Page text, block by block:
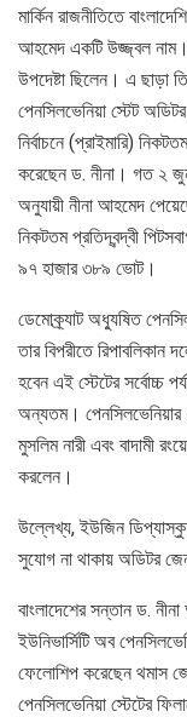
মার্কিন রাজনীতিতে
আহমেদ একটি উজ্জ্বল নাম।
উপদেষ্টা ছিলেন। এ ছাড়া
পেনসিলভেনিয়া স্টেট অডিটর
নির্বাচনে (প্রাইমারি)
করেছেন ড. নীনা। গত ২
অনুযায়ী নীনা আহমেদ
নিকটতম প্রতিদ্বন্দ্বী
৯৭ হাজার ৩৮৯ ভোট।
ডেমোক্র্যাট অধ্যুষিত
তার বিপরীতে রিপাবলিকান
হবেন এই স্টেটের সর্বোচ্চ
অন্যতম।
মুসলিম নারী এবং বাদামী
করলেন।
উল্লেখ্য, ইউজিন
সুযোগ না থাকায় অডিটর
বাংলাদেশের সন্তান ড.
ইউনিভার্সিটি অব
ফেলোশিপ করেছেন থমাস
পেনসিলভেনিয়া স্টেটের